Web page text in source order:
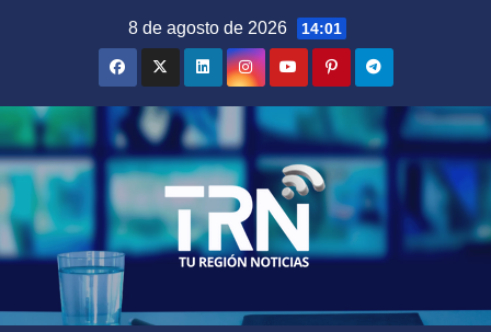
8 de agosto de 2026 14:01